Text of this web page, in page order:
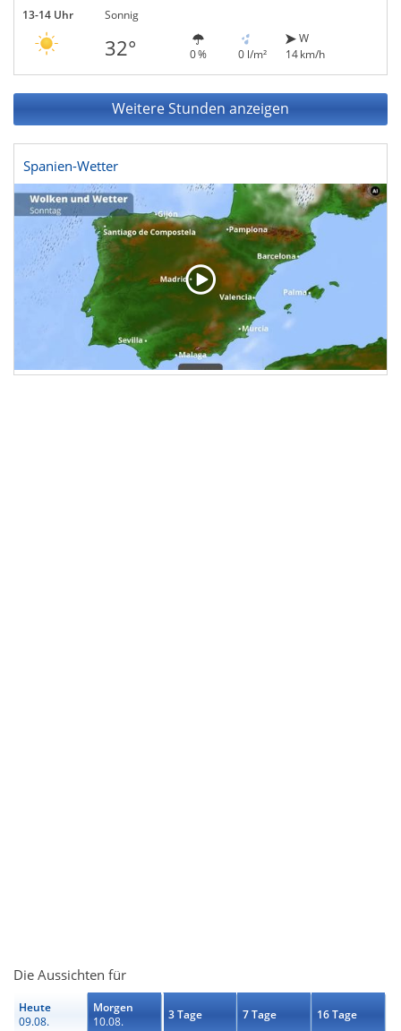
13-14 Uhr Sonnig
32° 0 % 0 l/m²
W
14 km/h
Weitere Stunden anzeigen
Spanien-Wetter
Die Aussichten für
Heute
09.08.
Morgen
10.08.
3 Tage 7 Tage 16 Tage